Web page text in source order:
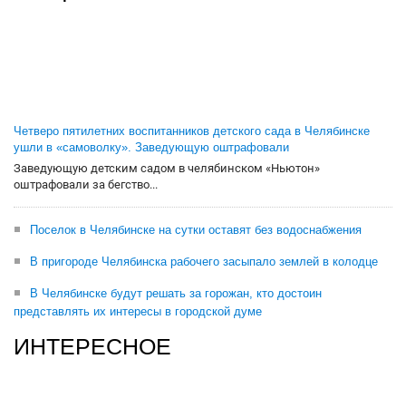
Четверо пятилетних воспитанников детского сада в Челябинске
ушли в «самоволку». Заведующую оштрафовали
Заведующую детским садом в челябинском «Ньютон»
оштрафовали за бегство...
Поселок в Челябинске на сутки оставят без водоснабжения
В пригороде Челябинска рабочего засыпало землей в колодце
В Челябинске будут решать за горожан, кто достоин
представлять их интересы в городской думе
ИНТЕРЕСНОЕ